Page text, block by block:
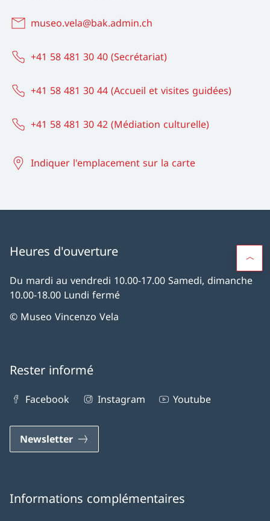
museo.vela@bak.admin.ch
+41 58 481 30 40 (Secrétariat)
+41 58 481 30 44 (Accueil et visites guidées)
+41 58 481 30 42 (Médiation culturelle)
Indiquer l'emplacement sur la carte
Heures d'ouverture
Du mardi au vendredi 10.00-17.00 Samedi, dimanche
10.00-18.00 Lundi fermé
© Museo Vincenzo Vela
Rester informé
Facebook Instagram Youtube
Newsletter
Informations complémentaires